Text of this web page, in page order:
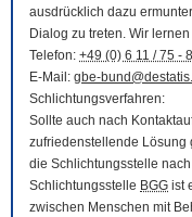
ausdrücklich dazu
Dialog zu treten. Wir
Telefon: +49 (0) 6 11 / 75 -
E-Mail : gbe-
Schlichtungsverfahren:
Sollte auch nach
zufriedenstellende Lösung
die Schlichtungsstelle nach
Schlichtungsstelle BGG ist
zwischen Menschen mit